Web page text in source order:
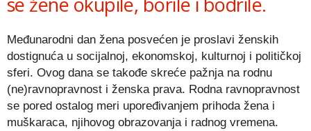
Međunarodni dan žena posvećen je proslavi ženskih
dostignuća u socijalnoj, ekonomskoj, kulturnoj i političkoj
sferi. Ovog dana se takođe skreće pažnja na rodnu
(ne)ravnopravnost i ženska prava. Rodna ravnopravnost
se pored ostalog meri upoređivanjem prihoda žena i
muškaraca, njihovog obrazovanja i radnog vremena.